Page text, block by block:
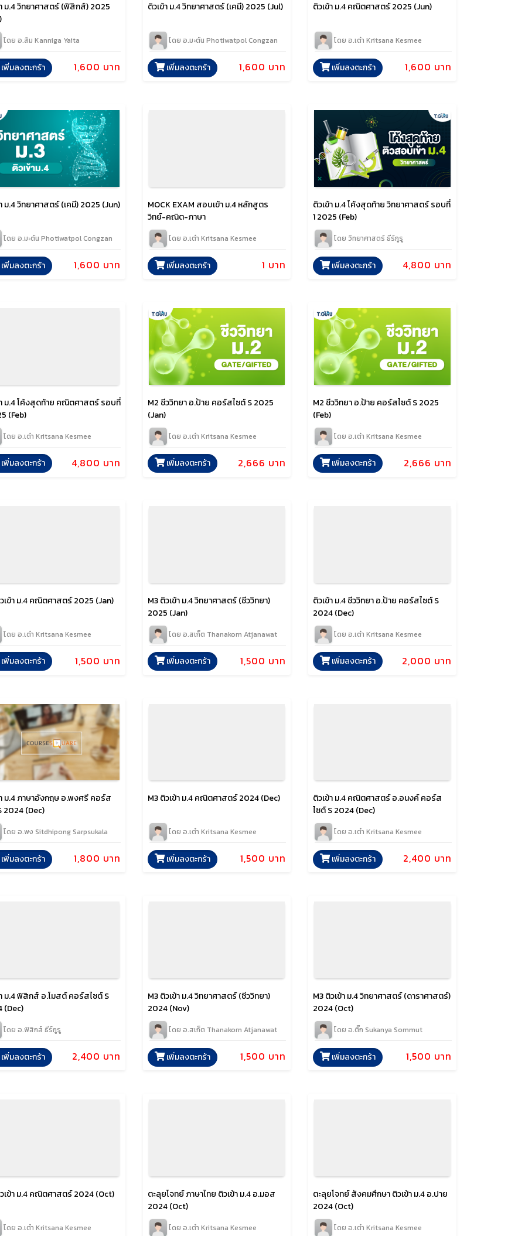
ม.4 วิทยาศาสตร์ (ฟิสิกส์) 2025
โดย อ.ส้ม Kanniga Yaita
1,600 บาท
เพิ่มลงตะกร้า
ติวเข้า ม.4 วิทยาศาสตร์ (เคมี) 2025 (Jul)
โดย อ.มะตัน Photiwatpol Congzan
1,600 บาท
เพิ่มลงตะกร้า
ติวเข้า ม.4 คณิตศาสตร์ 2025 (Jun)
โดย อ.เต๋า Kritsana Kesmee
1,600 บาท
เพิ่มลงตะกร้า
ม.4 วิทยาศาสตร์ (เคมี) 2025 (Jun)
โดย อ.มะตัน Photiwatpol Congzan
1,600 บาท
เพิ่มลงตะกร้า
MOCK EXAM สอบเข้า ม.4 หลักสูตร
วิทย์-คณิต-ภาษา
โดย อ.เต๋า Kritsana Kesmee
1 บาท
เพิ่มลงตะกร้า
ติวเข้า ม.4 โค้งสุดท้าย วิทยาศาสตร์ รอบที่
1 2025 (Feb)
โดย วิทยาศาสตร์ ธีร์กูรู
4,800 บาท
เพิ่มลงตะกร้า
ม.4 โค้งสุดท้าย คณิตศาสตร์ รอบที่
(Feb)
โดย อ.เต๋า Kritsana Kesmee
4,800 บาท
เพิ่มลงตะกร้า
M2 ชีววิทยา อ.ป้าย คอร์สไซต์ S 2025
(Jan)
โดย อ.เต๋า Kritsana Kesmee
2,666 บาท
เพิ่มลงตะกร้า
M2 ชีววิทยา อ.ป้าย คอร์สไซต์ S 2025
(Feb)
โดย อ.เต๋า Kritsana Kesmee
2,666 บาท
เพิ่มลงตะกร้า
เข้า ม.4 คณิตศาสตร์ 2025 (Jan)
โดย อ.เต๋า Kritsana Kesmee
1,500 บาท
เพิ่มลงตะกร้า
M3 ติวเข้า ม.4 วิทยาศาสตร์ (ชีววิทยา)
2025 (Jan)
โดย อ.สเก็ต Thanakorn Atjanawat
1,500 บาท
เพิ่มลงตะกร้า
ติวเข้า ม.4 ชีววิทยา อ.ป้าย คอร์สไซต์ S
2024 (Dec)
โดย อ.เต๋า Kritsana Kesmee
2,000 บาท
เพิ่มลงตะกร้า
ม.4 ภาษาอังกฤษ อ.พงศรี คอร์ส
2024 (Dec)
โดย อ.พง Sitdhipong Sarpsukala
1,800 บาท
เพิ่มลงตะกร้า
M3 ติวเข้า ม.4 คณิตศาสตร์ 2024 (Dec)
โดย อ.เต๋า Kritsana Kesmee
1,500 บาท
เพิ่มลงตะกร้า
ติวเข้า ม.4 คณิตศาสตร์ อ.อนงค์ คอร์ส
ไซต์ S 2024 (Dec)
โดย อ.เต๋า Kritsana Kesmee
2,400 บาท
เพิ่มลงตะกร้า
ม.4 ฟิสิกส์ อ.โมสต์ คอร์สไซต์ S
(Dec)
โดย อ.ฟิสิกส์ ธีร์กูรู
2,400 บาท
เพิ่มลงตะกร้า
M3 ติวเข้า ม.4 วิทยาศาสตร์ (ชีววิทยา)
2024 (Nov)
โดย อ.สเก็ต Thanakorn Atjanawat
1,500 บาท
เพิ่มลงตะกร้า
M3 ติวเข้า ม.4 วิทยาศาสตร์ (ดาราศาสตร์)
2024 (Oct)
โดย อ.ติ๊ก Sukanya Sommut
1,500 บาท
เพิ่มลงตะกร้า
เข้า ม.4 คณิตศาสตร์ 2024 (Oct)
โดย อ.เต๋า Kritsana Kesmee
ตะลุยโจทย์ ภาษาไทย ติวเข้า ม.4 อ.มอส
2024 (Oct)
โดย อ.เต๋า Kritsana Kesmee
ตะลุยโจทย์ สังคมศึกษา ติวเข้า ม.4 อ.ปาย
2024 (Oct)
โดย อ.เต๋า Kritsana Kesmee